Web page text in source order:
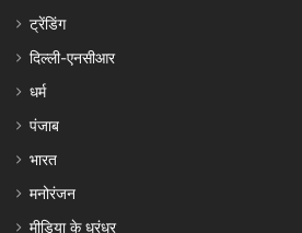
ट्रेंडिंग
दिल्ली-एनसीआर
धर्म
पंजाब
भारत
मनोरंजन
मीडिया के धुरंधर